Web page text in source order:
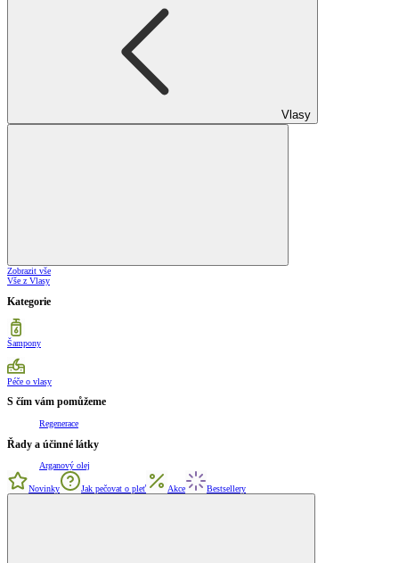
Vlasy
Zobrazit vše
Vše z Vlasy
Kategorie
Šampony
Péče o vlasy
S čím vám pomůžeme
Regenerace
Řady a účinné látky
Arganový olej
Novinky Jak pečovat o pleť Akce Bestsellery